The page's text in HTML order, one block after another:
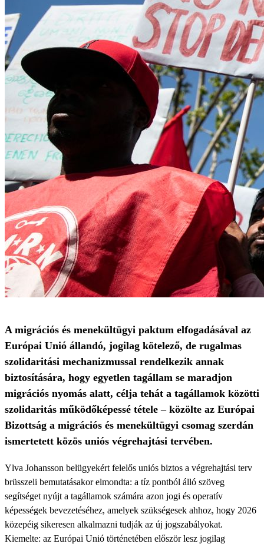
A migrációs és menekültügyi paktum elfogadásával az
Európai Unió állandó, jogilag kötelező, de rugalmas
szolidaritási mechanizmussal rendelkezik annak
biztosítására, hogy egyetlen tagállam se maradjon
migrációs nyomás alatt, célja tehát a tagállamok közötti
szolidaritás működőképessé tétele – közölte az Európai
Bizottság a migrációs és menekültügyi csomag szerdán
ismertetett közös uniós végrehajtási tervében.
Ylva Johansson belügyekért felelős uniós biztos a végrehajtási terv
brüsszeli bemutatásakor elmondta: a tíz pontból álló szöveg
segítséget nyújt a tagállamok számára azon jogi és operatív
képességek bevezetéséhez, amelyek szükségesek ahhoz, hogy 2026
közepéig sikeresen alkalmazni tudják az új jogszabályokat.
Kiemelte: az Európai Unió történetében először lesz jogilag